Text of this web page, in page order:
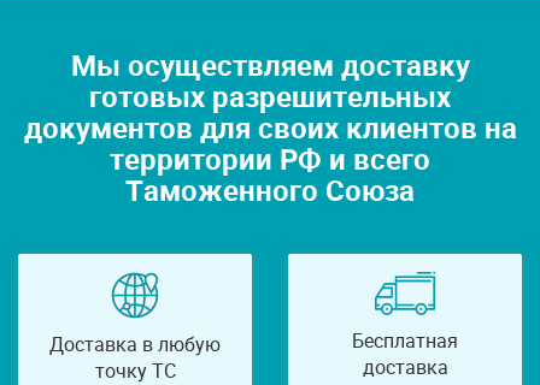
Мы осуществляем доставку
готовых разрешительных
документов для своих клиентов на
территории РФ и всего
Таможенного Союза
Доставка в любую
точку ТС
Бесплатная
доставка